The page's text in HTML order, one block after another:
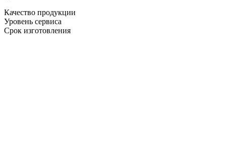
Качество продукции
Уровень сервиса
Срок изготовления